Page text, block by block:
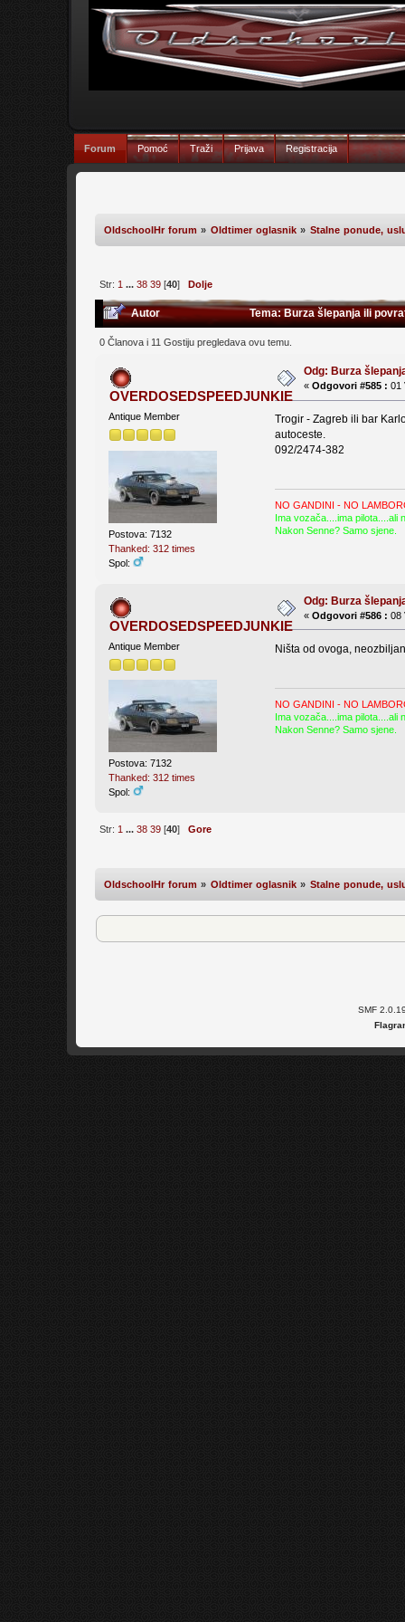
Forum Pomoć Traži Prijava Registracija
OldschoolHr forum» Oldtimer oglasnik» Stalne ponude,
Str: 1 ... 38 39[40] Dolje
Autor Tema: Burza šlepanja ili
0 Članova i 11 Gostiju pregledava ovu temu.
OVERDOSEDSPEEDJUNKIE
Antique Member
Postova: 7132
Thanked: 312 times
Spol:
Odg: Burza
«Odgovori #585 : 01
Trogir - Zagreb ili bar
autoceste.
092/2474-382
NO GANDINI - NO
Ima vozača....ima pilota....ali
Nakon Senne? Samo sjene.
OVERDOSEDSPEEDJUNKIE
Antique Member
Postova: 7132
Thanked: 312 times
Spol:
Odg: Burza
«Odgovori #586 : 08
Ništa od ovoga,
NO GANDINI - NO
Ima vozača....ima pilota....ali
Nakon Senne? Samo sjene.
Str: 1 ... 38 39[40] Gore
OldschoolHr forum» Oldtimer oglasnik» Stalne ponude,
SMF